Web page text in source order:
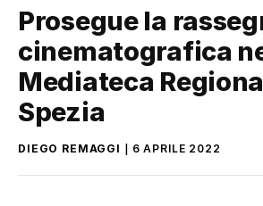
Prosegue la
cinematografica
Mediateca
Spezia
DIEGO REMAGGI 6 APRILE 2022